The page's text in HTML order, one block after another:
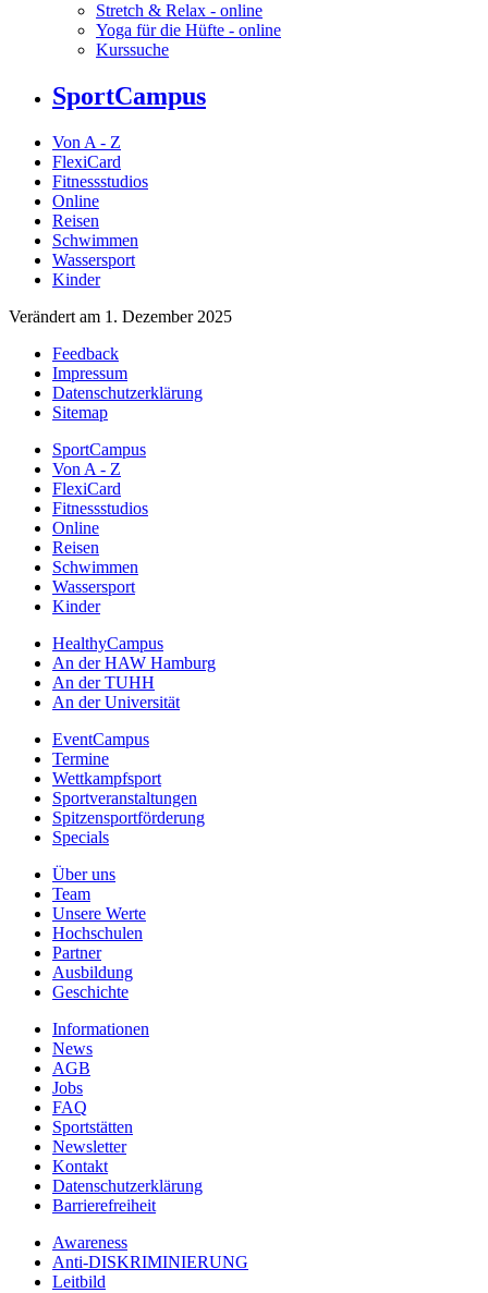
Stretch & Relax - online
Yoga für die Hüfte - online
Kurssuche
SportCampus
Von A - Z
FlexiCard
Fitnessstudios
Online
Reisen
Schwimmen
Wassersport
Kinder
Verändert am 1. Dezember 2025
Feedback
Impressum
Datenschutzerklärung
Sitemap
SportCampus
Von A - Z
FlexiCard
Fitnessstudios
Online
Reisen
Schwimmen
Wassersport
Kinder
HealthyCampus
An der HAW Hamburg
An der TUHH
An der Universität
EventCampus
Termine
Wettkampfsport
Sportveranstaltungen
Spitzensportförderung
Specials
Über uns
Team
Unsere Werte
Hochschulen
Partner
Ausbildung
Geschichte
Informationen
News
AGB
Jobs
FAQ
Sportstätten
Newsletter
Kontakt
Datenschutzerklärung
Barrierefreiheit
Awareness
Anti-DISKRIMINIERUNG
Leitbild